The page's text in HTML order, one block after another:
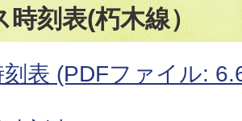
時刻表(朽木線）
表 (PDFファイル: